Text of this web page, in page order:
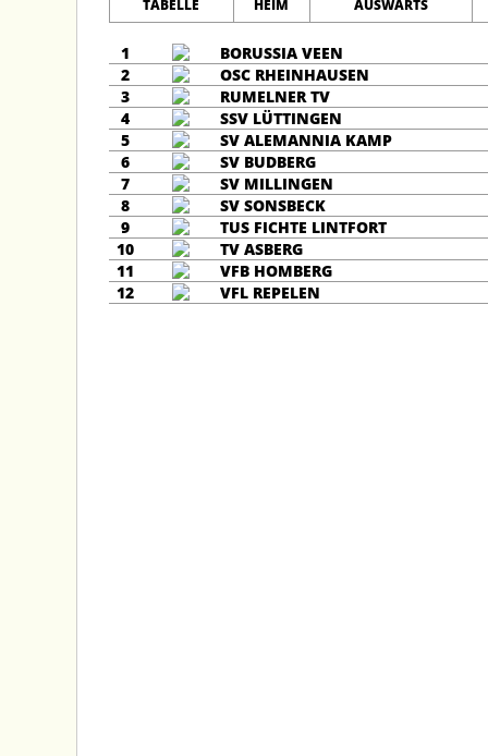
TABELLE HEIM AUSWÄRTS
1
BORUSSIA VEEN
2
OSC RHEINHAUSEN
3
RUMELNER TV
4
SSV LÜTTINGEN
5
SV ALEMANNIA KAMP
6
SV BUDBERG
7
SV MILLINGEN
8
SV SONSBECK
9
TUS FICHTE LINTFORT
10
TV ASBERG
11
VFB HOMBERG
12
VFL REPELEN